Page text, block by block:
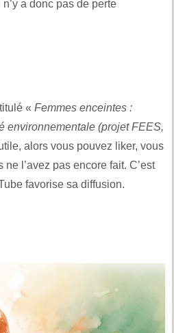
a donc pas de perte
« Femmes enceintes :
environnementale (projet FEES,
alors vous pouvez liker, vous
l’avez pas encore fait. C’est
favorise sa diffusion.